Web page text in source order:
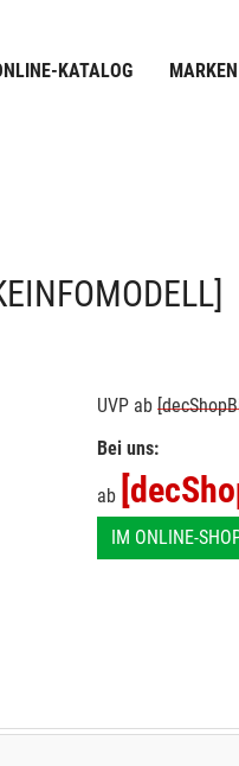
KATALOG MARKEN
UVP ab
Bei uns:
ab
IM ONLINE-